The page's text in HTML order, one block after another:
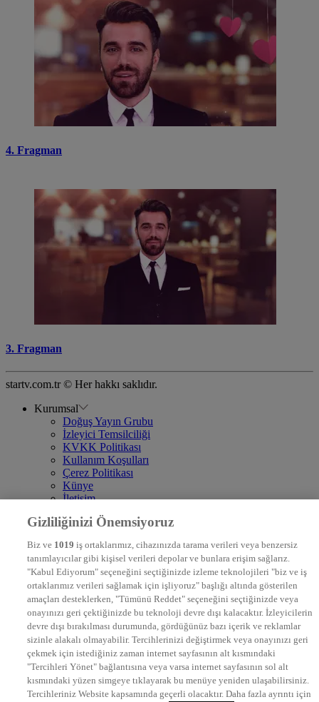
4. Fragman
3. Fragman
startv.com.tr © Her hakkı saklıdır.
Kurumsal
Doğuş Yayın Grubu
İzleyici Temsilciliği
KVKK Politikası
Kullanım Koşulları
Çerez Politikası
Künye
İletişim
DYG Televizyonlar
STAR
EURO STAR
KRAL POP TV
DYG Radyolar
NTV RADYO
KRAL FM
KRAL POP
EKSEN
VOYAGE
DYG Dijital
ntv.com.tr
ntvspor.net
Gizliliğinizi Önemsiyoruz
Biz ve 1019 iş ortaklarımız, cihazınızda tarama verileri veya benzersiz
tanımlayıcılar gibi kişisel verileri depolar ve bunlara erişim sağlarız.
"Kabul Ediyorum" seçeneğini seçtiğinizde izleme teknolojileri "biz ve iş
ortaklarımız verileri sağlamak için işliyoruz" başlığı altında gösterilen
amaçları desteklerken, "Tümünü Reddet" seçeneğini seçtiğinizde veya
onayınızı geri çektiğinizde bu teknoloji devre dışı kalacaktır. İzleyicilerin
devre dışı bırakılması durumunda, gördüğünüz bazı içerik ve reklamlar
sizinle alakalı olmayabilir. Tercihlerinizi değiştirmek veya onayınızı geri
çekmek için istediğiniz zaman internet sayfasının alt kısmındaki
"Tercihleri Yönet" bağlantısına veya varsa internet sayfasının sol alt
kısmındaki yüzen simgeye tıklayarak bu menüye yeniden ulaşabilirsiniz.
Tercihleriniz Website kapsamında geçerli olacaktır. Daha fazla ayrıntı için